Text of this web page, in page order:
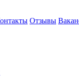
Отзывы